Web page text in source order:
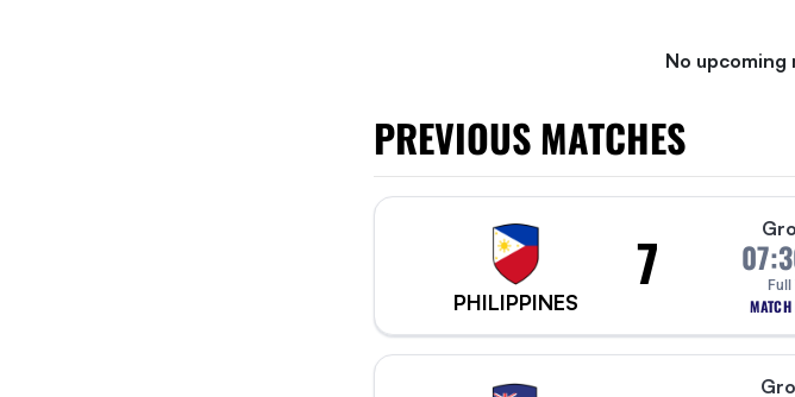
No upcoming
PREVIOUS MATCHES
PHILIPPINES
7 Full